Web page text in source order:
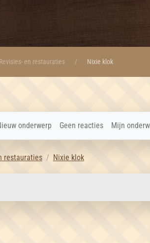
Revisies- en restauraties Nixie klok
onderwerp Geen reacties Mijn
restauraties Nixie klok